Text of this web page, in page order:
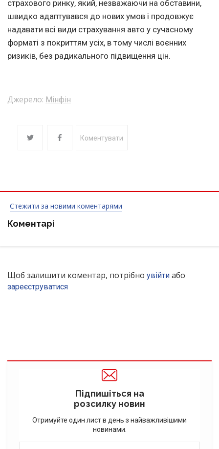
страхового ринку, який, незважаючи на обставини,
швидко адаптувався до нових умов і продовжує
надавати всі види страхування авто у сучасному
форматі з покриттям усіх, в тому числі воєнних
ризиків, без радикального підвищення цін.
Джерело: Мінфін
Коментувати
Стежити за новими коментарями
Коментарі
Щоб залишити коментар, потрібно увійти або
зареєструватися
Підпишіться на
розсилку новин
Отримуйте один лист в день з найважливішими
новинами.